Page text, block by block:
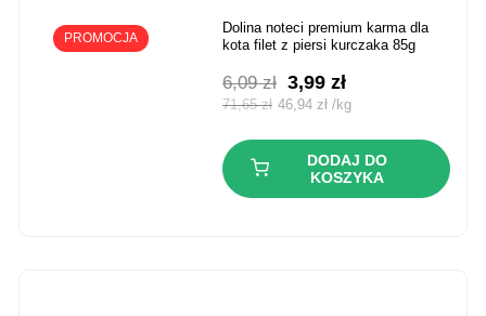
PROMOCJA
dolina noteci premium karma dla
kota filet z piersi kurczaka 85g
6,09zł Pierwotna
cena
6,09 zł.
3,99złAktualna
cena
3,99 zł.
71,65zł 46,94zł /kg
DODAJ DO
KOSZYKA